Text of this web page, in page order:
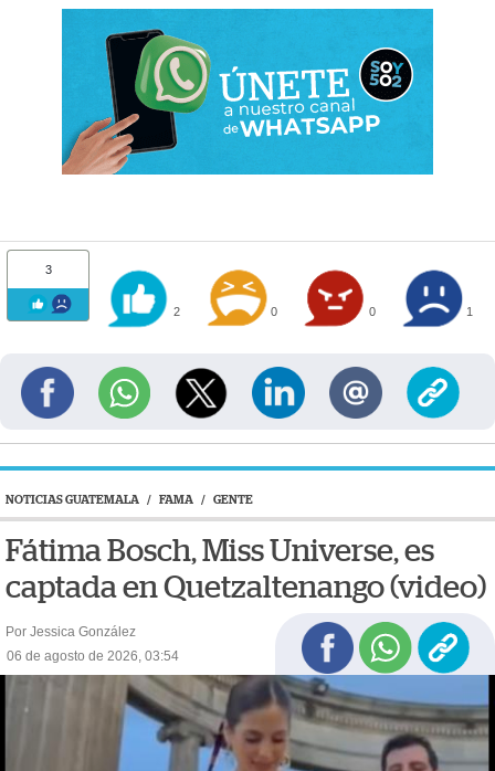
3
2 0 0 1
NOTICIAS GUATEMALA / FAMA / GENTE
Fátima Bosch, Miss Universe, es
captada en Quetzaltenango (video)
Por Jessica González
06 de agosto de 2026, 03:54